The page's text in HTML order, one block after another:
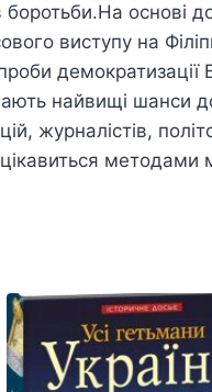
основі
виступу на
найвищі шанси
журналістів,
цікавиться